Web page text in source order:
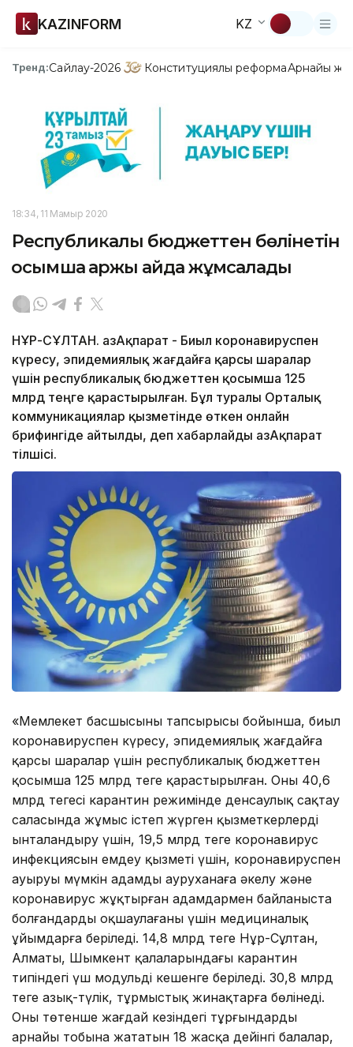
KAZINFORM KZ
Тренд:Сайлау-2026 Конституциялық реформаАрнайы
18:34, 11 Мамыр 2020
Республикалық бюджеттен бөлінетін
қосымша қаржы қайда жұмсалады
НҰР-СҰЛТАН. ҚазАқпарат - Биыл коронавируспен
күресу, эпидемиялық жағдайға қарсы шаралар
үшін республикалық бюджеттен қосымша 125
млрд теңге қарастырылған. Бұл туралы Орталық
коммуникациялар қызметінде өткен онлайн
брифингіде айтылды, деп хабарлайды ҚазАқпарат
тілшісі.
«Мемлекет басшысының тапсырысы бойынша, биыл
коронавируспен күресу, эпидемиялық жағдайға
қарсы шаралар үшін республикалық бюджеттен
қосымша 125 млрд теңге қарастырылған. Оның 40,6
млрд теңгесі карантин режимінде денсаулық сақтау
саласында жұмыс істеп жүрген қызметкерлерді
ынталандыру үшін, 19,5 млрд теңге коронавирус
инфекциясын емдеу қызметі үшін, коронавируспен
ауыруы мүмкін адамды ауруханаға әкелу және
коронавирус жұқтырған адамдармен байланыста
болғандарды оқшаулағаны үшін медициналық
ұйымдарға беріледі. 14,8 млрд теңге Нұр-Сұлтан,
Алматы, Шымкент қалаларындағы карантин
типіндегі үш модульді кешенге беріледі. 30,8 млрд
теңге азық-түлік, тұрмыстық жинақтарға бөлінеді.
Оны төтенше жағдай кезіндегі тұрғындардың
арнайы тобына жататын 18 жасқа дейінгі балалар,